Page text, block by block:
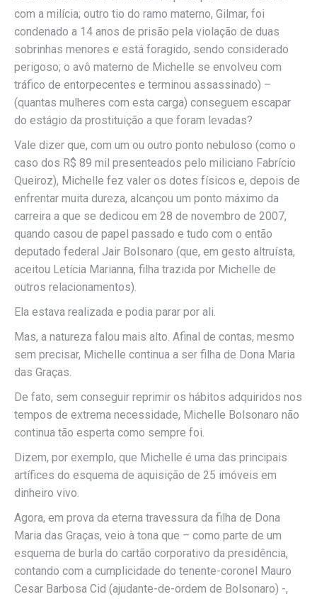
com a milícia; outro tio do ramo materno, Gilmar, foi
condenado a 14 anos de prisão pela violação de duas
sobrinhas menores e está foragido, sendo considerado
perigoso; o avô materno de Michelle se envolveu com
tráfico de entorpecentes e terminou assassinado) –
(quantas mulheres com esta carga) conseguem escapar
do estágio da prostituição a que foram levadas?
Vale dizer que, com um ou outro ponto nebuloso (como o
caso dos R$ 89 mil presenteados pelo miliciano Fabrício
Queiroz), Michelle fez valer os dotes físicos e, depois de
enfrentar muita dureza, alcançou um ponto máximo da
carreira a que se dedicou em 28 de novembro de 2007,
quando casou de papel passado e tudo com o então
deputado federal Jair Bolsonaro (que, em gesto altruísta,
aceitou Letícia Marianna, filha trazida por Michelle de
outros relacionamentos).
Ela estava realizada e podia parar por ali.
Mas, a natureza falou mais alto. Afinal de contas, mesmo
sem precisar, Michelle continua a ser filha de Dona Maria
das Graças.
De fato, sem conseguir reprimir os hábitos adquiridos nos
tempos de extrema necessidade, Michelle Bolsonaro não
continua tão esperta como sempre foi.
Dizem, por exemplo, que Michelle é uma das principais
artífices do esquema de aquisição de 25 imóveis em
dinheiro vivo.
Agora, em prova da eterna travessura da filha de Dona
Maria das Graças, veio à tona que – como parte de um
esquema de burla do cartão corporativo da presidência,
contando com a cumplicidade do tenente-coronel Mauro
Cesar Barbosa Cid (ajudante-de-ordem de Bolsonaro) -,